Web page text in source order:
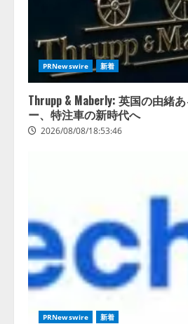
PRNewswire 新着
Thrupp & Maberly: 英国の由緒
ー、特注車の新時代へ
2026/08/08/18:53:46
PRNewswire 新着